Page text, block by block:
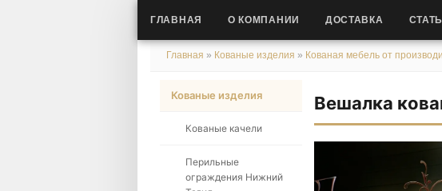
ГЛАВНАЯ О КОМПАНИИ ДОСТАВКА
Главная » Кованые изделия » Кованая мебель от
Кованые изделия
Кованые качели
Перильные
ограждения Нижний
Вешалка